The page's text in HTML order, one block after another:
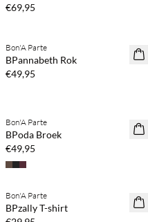
€69,95
NEWS
Bon'A Parte
BPannabeth Rok
€49,95
NEWS
Bon'A Parte
BPoda Broek
€49,95
NEWS
Koop min. 2 & bespaar 20%
Bon'A Parte
BPzally T-shirt